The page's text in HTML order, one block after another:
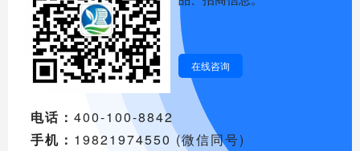
在线咨询
电话： 400-100-8842
手机： 19821974550 (微信同号)